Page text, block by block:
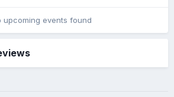
upcoming events found